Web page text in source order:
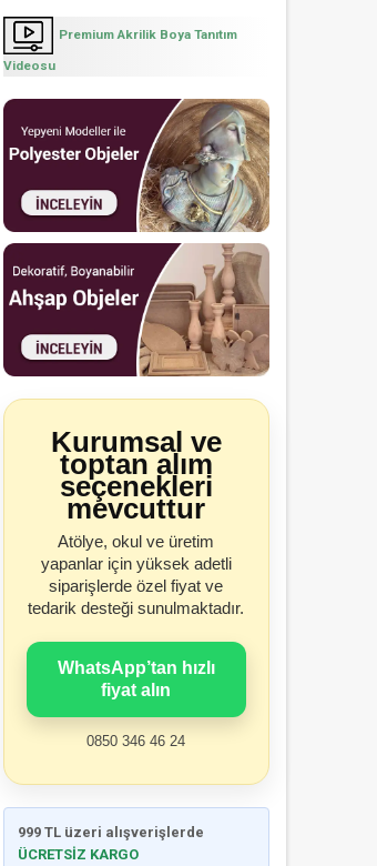
Premium Akrilik Boya Tanıtım
Videosu
Kurumsal ve
toptan alım
seçenekleri
mevcuttur
Atölye, okul ve üretim
yapanlar için yüksek adetli
siparişlerde özel fiyat ve
tedarik desteği sunulmaktadır.
WhatsApp’tan hızlı
fiyat alın
0850 346 46 24
999 TL üzeri alışverişlerde
ÜCRETSİZ KARGO